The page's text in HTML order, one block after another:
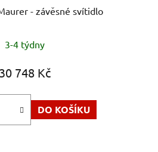
- závěsné svítidlo
3-4 týdny
30 748 Kč
DO KOŠÍKU